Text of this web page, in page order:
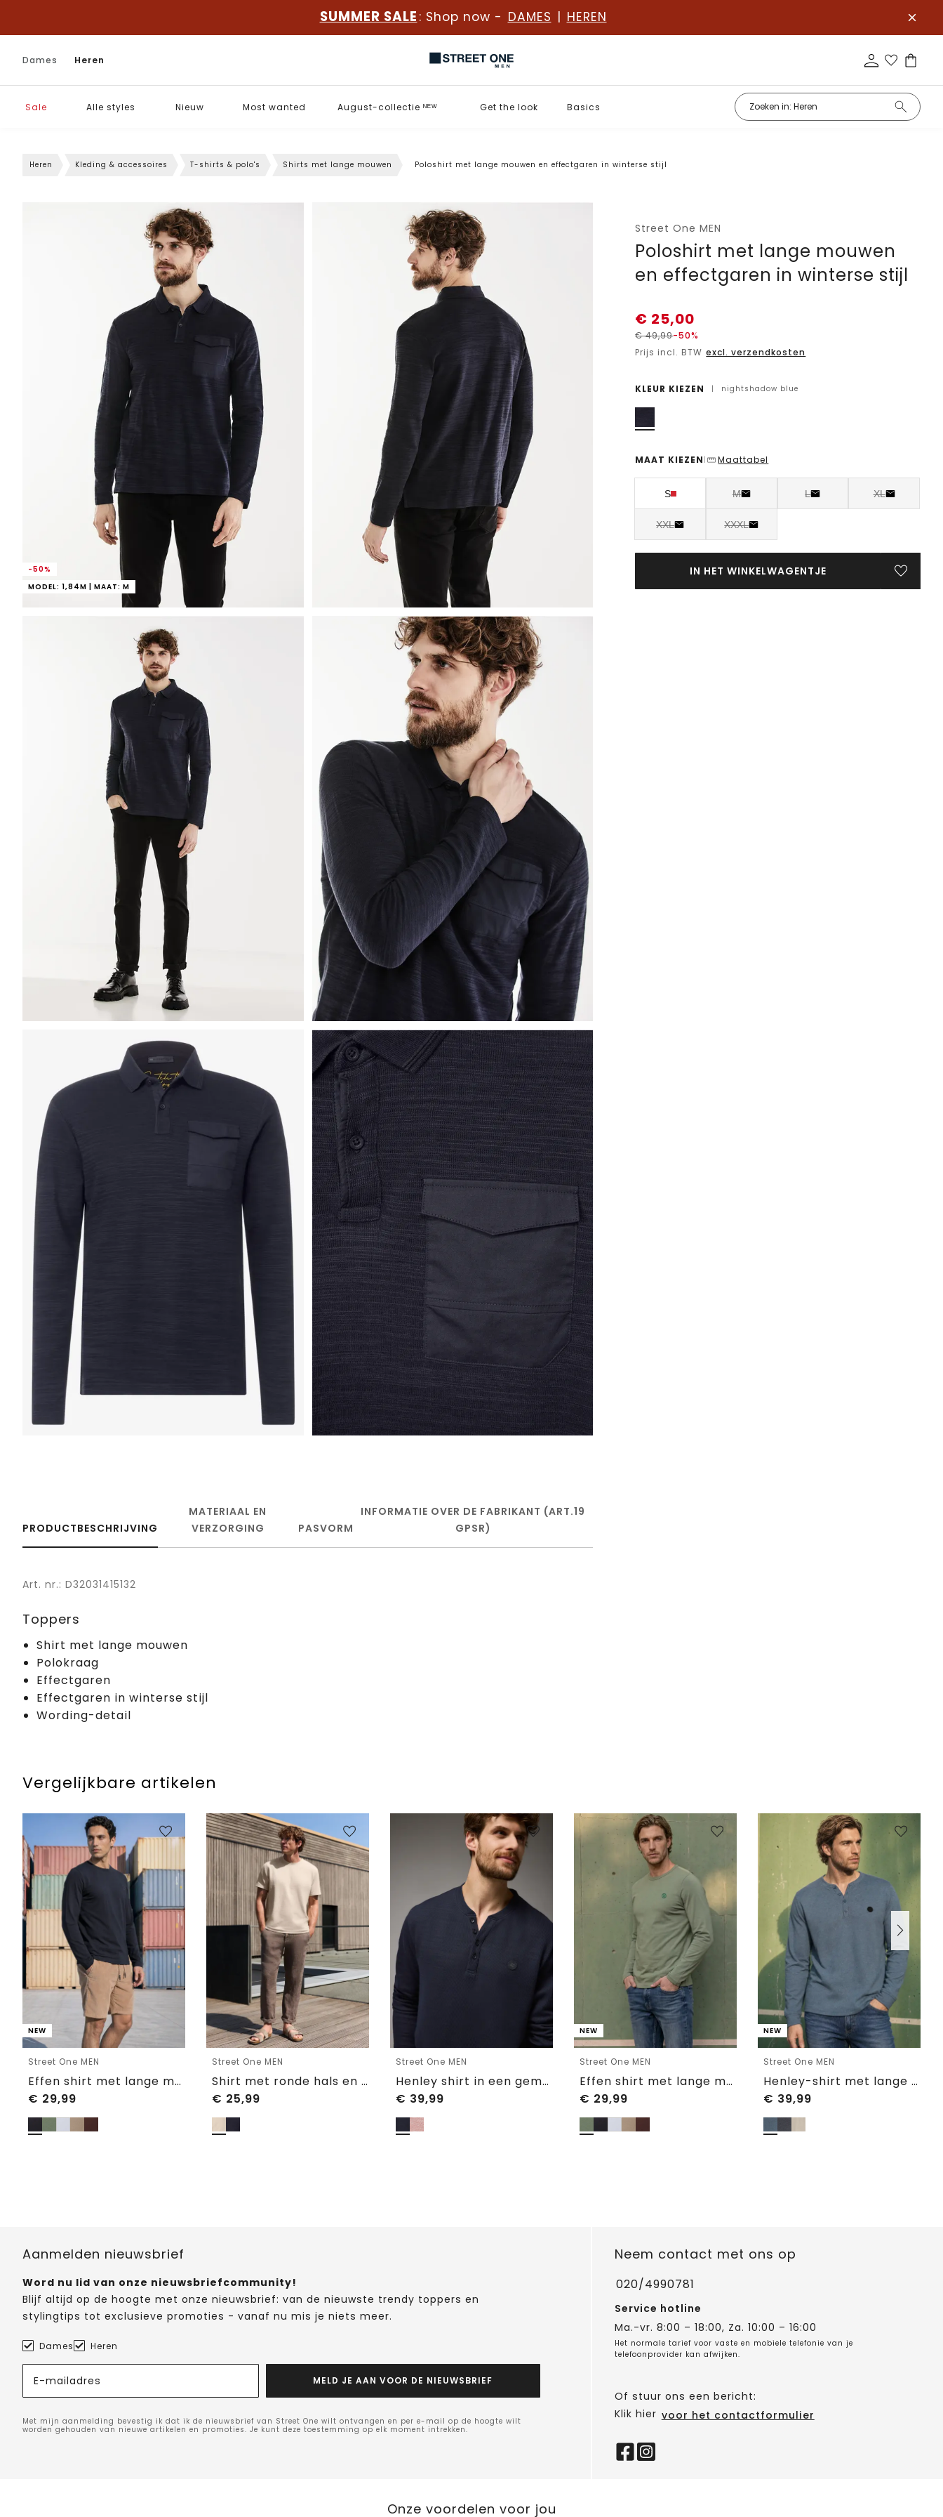
SUMMER SALE : Shop now - DAMES | HEREN
Dames Heren
Sale Alle styles Nieuw Most wanted August-collectie ᴺᴱᵂ Get the look Basics
Heren Kleding & accessoires T-shirts & polo's Shirts met lange mouwen Poloshirt met lange mouwen en effectgaren in winterse stijl
-50%
MODEL: 1,84M | MAAT: M
Street One MEN
Poloshirt met lange mouwen
en effectgaren in winterse stijl
€ 25,00
€49,99-50%
Prijs incl. BTW excl. verzendkosten
KLEUR KIEZEN | nightshadow blue
MAAT KIEZEN | Maattabel
S M L XL
XXL XXXL
IN HET WINKELWAGENTJE
PRODUCTBESCHRIJVING
MATERIAAL EN
VERZORGING
PASVORM
INFORMATIE OVER DE FABRIKANT (ART.19
GPSR)
Art. nr.: D32031415132
Toppers
Shirt met lange mouwen
Polokraag
Effectgaren
Effectgaren in winterse stijl
Wording-detail
Vergelijkbare artikelen
NEW
Street One MEN
Effen shirt met lange mouwen en ronde hals
€ 29,99
Street One MEN
Shirt met ronde hals en gebreide textuur
€ 25,99
Street One MEN
Henley shirt in een gemêleerde look
€ 39,99
NEW
Street One MEN
Effen shirt met lange mouwen en ronde hals
€ 29,99
NEW
Street One MEN
Henley-shirt met lange mouwen in gemêleerde look
€ 39,99
Aanmelden nieuwsbrief
Word nu lid van onze nieuwsbriefcommunity!
Blijf altijd op de hoogte met onze nieuwsbrief: van de nieuwste trendy toppers en
stylingtips tot exclusieve promoties - vanaf nu mis je niets meer.
Dames Heren
E-mailadres MELD JE AAN VOOR DE NIEUWSBRIEF
Met mijn aanmelding bevestig ik dat ik de nieuwsbrief van Street One wilt ontvangen en per e-mail op de hoogte wilt
worden gehouden van nieuwe artikelen en promoties. Je kunt deze toestemming op elk moment intrekken.
Neem contact met ons op
020/4990781
Service hotline
Ma.-vr. 8:00 – 18:00, Za. 10:00 – 16:00
Het normale tarief voor vaste en mobiele telefonie van je
telefoonprovider kan afwijken.
Of stuur ons een bericht:
Klik hier voor het contactformulier
Onze voordelen voor jou